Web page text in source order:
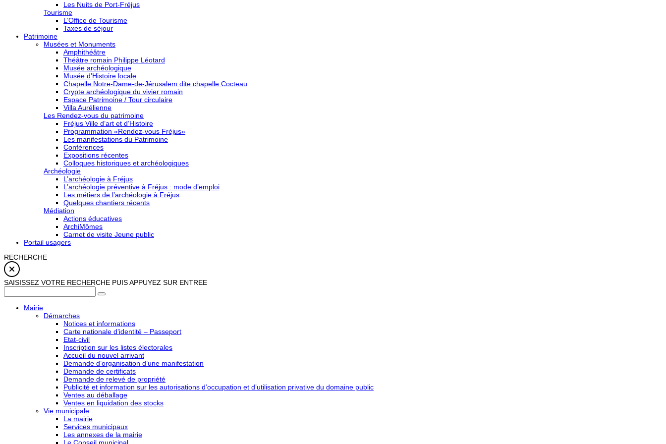
Les Nuits de Port-Fréjus
Tourisme
L’Office de Tourisme
Taxes de séjour
Patrimoine
Musées et Monuments
Amphithéâtre
Théâtre romain Philippe Léotard
Musée archéologique
Musée d’Histoire locale
Chapelle Notre-Dame-de-Jérusalem dite chapelle Cocteau
Crypte archéologique du vivier romain
Espace Patrimoine / Tour circulaire
Villa Aurélienne
Les Rendez-vous du patrimoine
Fréjus Ville d’art et d’Histoire
Programmation «Rendez-vous Fréjus»
Les manifestations du Patrimoine
Conférences
Expositions récentes
Colloques historiques et archéologiques
Archéologie
L’archéologie à Fréjus
L’archéologie préventive à Fréjus : mode d’emploi
Les métiers de l’archéologie à Fréjus
Quelques chantiers récents
Médiation
Actions éducatives
ArchiMômes
Carnet de visite Jeune public
Portail usagers
RECHERCHE
SAISISSEZ VOTRE RECHERCHE PUIS APPUYEZ SUR ENTREE
Mairie
Démarches
Notices et informations
Carte nationale d’identité – Passeport
Etat-civil
Inscription sur les listes électorales
Accueil du nouvel arrivant
Demande d’organisation d’une manifestation
Demande de certificats
Demande de relevé de propriété
Publicité et information sur les autorisations d’occupation et d’utilisation privative du domaine public
Ventes au déballage
Ventes en liquidation des stocks
Vie municipale
La mairie
Services municipaux
Les annexes de la mairie